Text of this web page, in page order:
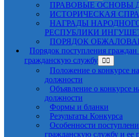
ПРАВОВЫЕ ОСНОВЫ
ИСТОРИЧЕСКАЯ
НАГРАДЫ
РЕСПУБЛИКИ
ПОРЯДОК
Порядок поступления граждан
гражданскую службу
Положение о конкурсе
должности
Объявление о конкурсе
должности
Формы и бланки
Результаты Конкурса
Особенности
гражданскую службу и ее